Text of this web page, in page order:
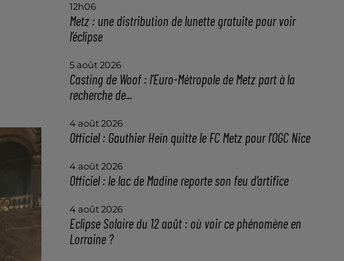
12h06
Metz : une distribution de lunette gratuite pour voir
l’éclipse
5 août 2026
Casting de Woof : l'Euro-Métropole de Metz part à la
recherche de...
4 août 2026
Officiel : Gauthier Hein quitte le FC Metz pour l'OGC Nice
4 août 2026
Officiel : le lac de Madine reporte son feu d’artifice
4 août 2026
Eclipse Solaire du 12 août : où voir ce phénomène en
Lorraine ?